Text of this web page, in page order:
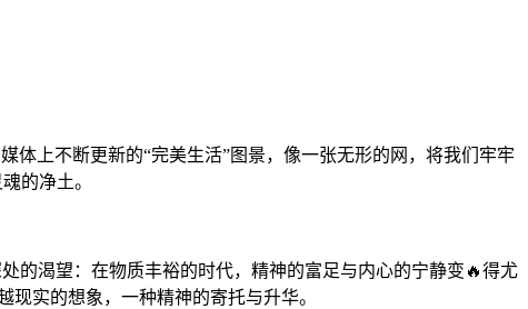
体上不断更新的“完美生活”图景，像一张无形的网，将我们牢牢
的净土。
的渴望：在物质丰裕的时代，精神的富足与内心的宁静变🔥得尤
实的想象，一种精神的寄托与升华。